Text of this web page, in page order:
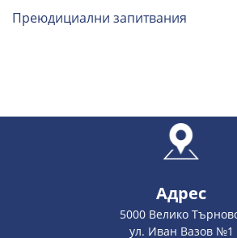
Преюдициални запитвания
Адрес
5000 Велико
ул. Иван Вазов №1